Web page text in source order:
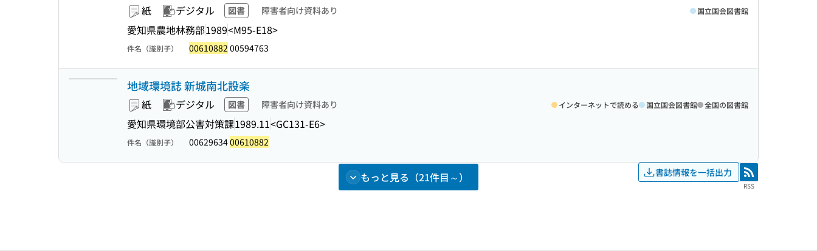
紙 デジタル 図書 障害者向け資料あり
愛知県農地林務部1989<M95-E18>
国立国会図書館
件名（識別子） 00610882 00594763
地域環境誌 新城南北設楽
紙 デジタル 図書 障害者向け資料あり
愛知県環境部公害対策課1989.11<GC131-E6>
インターネットで読める 国立国会図書館 全国の図書館
件名（識別子） 0062963400610882
もっと見る（21件目～） 書誌情報を一括出力 RSS
RSS